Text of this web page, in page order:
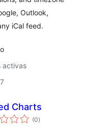
Outlook,
iCal feed.
activas
Charts
(0valoraciones
en
)